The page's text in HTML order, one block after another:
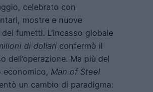
celebrato con
mostre e nuove
fumetti. L’incasso globale
di dollari confermò il
dell’operazione. Ma più del
economico, Man of Steel
un cambio di paradigma: